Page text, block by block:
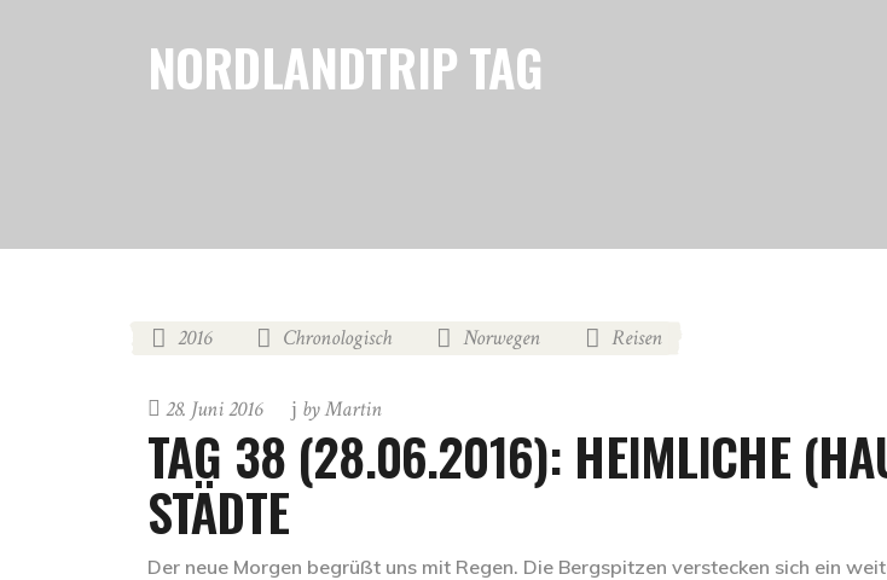
NORDLANDTRIP TAG
2016 Chronologisch Norwegen Reisen
28. Juni 2016 byMartin
TAG 38 (28.06.2016): HEIMLICHE
STÄDTE
Der neue Morgen begrüßt uns mit Regen. Die Bergspitzen verstecken sich ein